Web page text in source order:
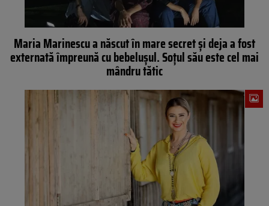
Maria Marinescu a născut în mare secret şi deja a fost
externată împreună cu bebeluşul. Soţul său este cel mai
mândru tătic